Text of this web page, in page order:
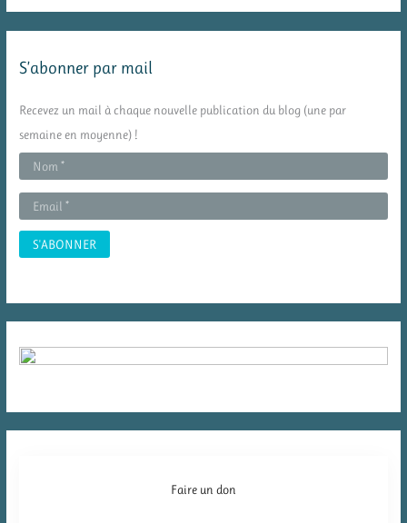
r
:
S’abonner par mail
Recevez un mail à chaque nouvelle publication du blog (une par
semaine en moyenne) !
Faire un don